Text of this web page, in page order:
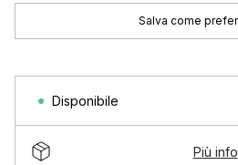
Salva come
Disponibile
Più info